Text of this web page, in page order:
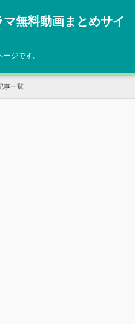
無料動画まとめサイ
ジです。
事一覧